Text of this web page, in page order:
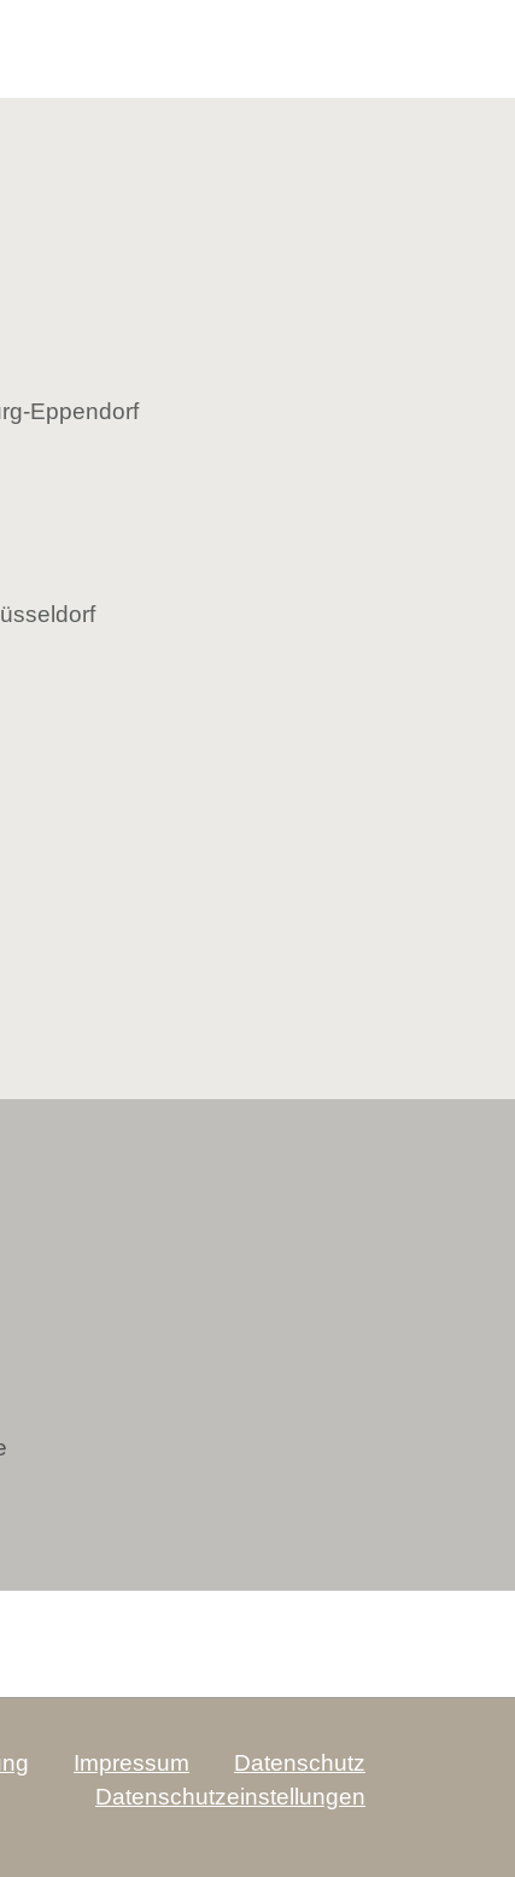
Eppendorf
Impressum
Datenschutz
Datenschutzeinstellungen